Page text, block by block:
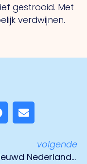
gestrooid. Met
verdwijnen.
volgende
Vernieuwd Nederlands transportmodel krijgt podium in Verenigde Staten